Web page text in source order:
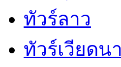
ทัวร์ลาว
ทัวร์เวียดน